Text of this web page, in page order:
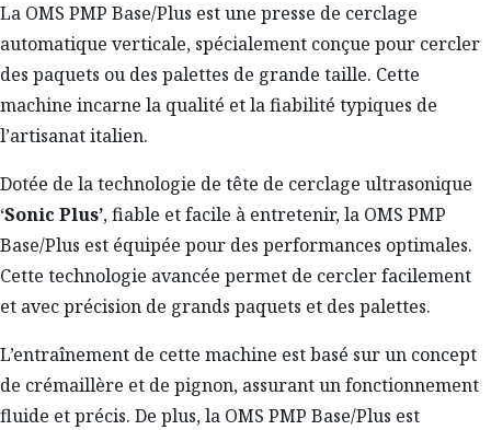
La OMS PMP Base/Plus est une presse de cerclage
automatique verticale, spécialement conçue pour cercler
des paquets ou des palettes de grande taille. Cette
machine incarne la qualité et la fiabilité typiques de
l’artisanat italien.
Dotée de la technologie de tête de cerclage ultrasonique
‘Sonic Plus’, fiable et facile à entretenir, la OMS PMP
Base/Plus est équipée pour des performances optimales.
Cette technologie avancée permet de cercler facilement
et avec précision de grands paquets et des palettes.
L’entraînement de cette machine est basé sur un concept
de crémaillère et de pignon, assurant un fonctionnement
fluide et précis. De plus, la OMS PMP Base/Plus est